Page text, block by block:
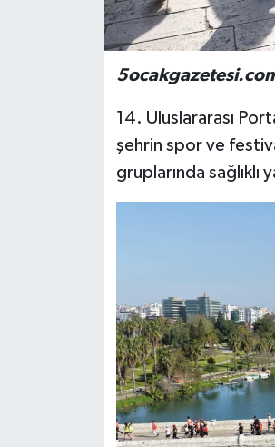
14. Uluslararası
şehrin spor ve
gruplarında sağlıklı
Yerel Yönetimler